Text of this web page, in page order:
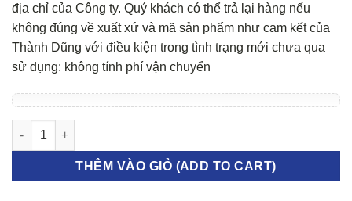
địa chỉ của Công ty. Quý khách có thể trả lại hàng nếu
không đúng về xuất xứ và mã sản phẩm như cam kết của
Thành Dũng với điều kiện trong tình trạng mới chưa qua
sử dụng: không tính phí vận chuyển
Đèn phản quang Hyundai I10 Sedan số lượng
THÊM VÀO GIỎ (ADD TO CART)